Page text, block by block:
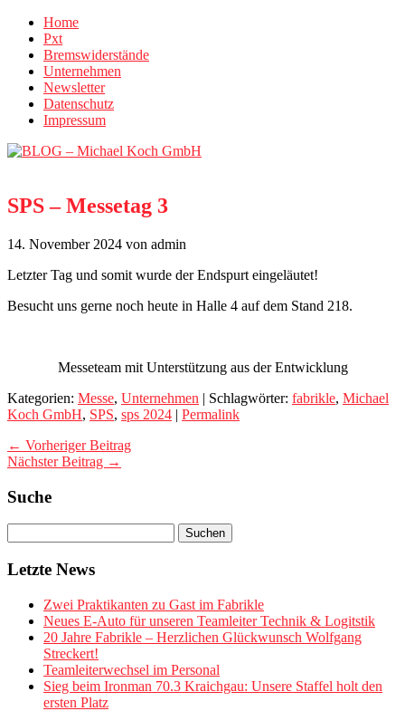
Home
Pxt
Bremswiderstände
Unternehmen
Newsletter
Datenschutz
Impressum
SPS – Messetag 3
14. November 2024 von admin
Letzter Tag und somit wurde der Endspurt eingeläutet!
Besucht uns gerne noch heute in Halle 4 auf dem Stand 218.
Messeteam mit Unterstützung aus der Entwicklung
Kategorien: Messe, Unternehmen | Schlagwörter: fabrikle, Michael
Koch GmbH, SPS, sps 2024 | Permalink
← Vorheriger Beitrag
Nächster Beitrag →
Suche
Letzte News
Zwei Praktikanten zu Gast im Fabrikle
Neues E-Auto für unseren Teamleiter Technik & Logitstik
20 Jahre Fabrikle – Herzlichen Glückwunsch Wolfgang
Streckert!
Teamleiterwechsel im Personal
Sieg beim Ironman 70.3 Kraichgau: Unsere Staffel holt den
ersten Platz